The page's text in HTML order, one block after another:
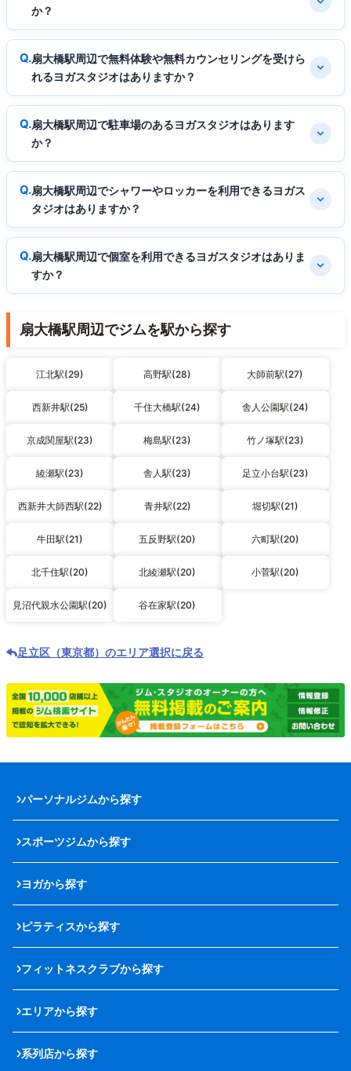
か？
扇大橋駅周辺で無料体験や無料カウンセリングを受けら
れるヨガスタジオはありますか？
扇大橋駅周辺で駐車場のあるヨガスタジオはあります
か？
扇大橋駅周辺でシャワーやロッカーを利用できるヨガス
タジオはありますか？
扇大橋駅周辺で個室を利用できるヨガスタジオはありま
すか？
扇大橋駅周辺でジムを駅から探す
江北駅(29) 高野駅(28) 大師前駅(27)
西新井駅(25) 千住大橋駅(24) 舎人公園駅(24)
京成関屋駅(23) 梅島駅(23) 竹ノ塚駅(23)
綾瀬駅(23) 舎人駅(23) 足立小台駅(23)
西新井大師西駅(22) 青井駅(22) 堀切駅(21)
牛田駅(21) 五反野駅(20) 六町駅(20)
北千住駅(20) 北綾瀬駅(20) 小菅駅(20)
見沼代親水公園駅(20) 谷在家駅(20)
足立区（東京都）のエリア選択に戻る
パーソナルジムから探す
スポーツジムから探す
ヨガから探す
ピラティスから探す
フィットネスクラブから探す
エリアから探す
系列店から探す